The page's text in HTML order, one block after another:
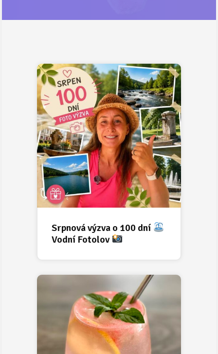
Srpnová výzva o 100 dní
Vodní Fotolov